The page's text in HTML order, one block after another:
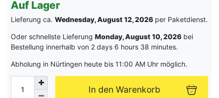
Auf Lager
Lieferung ca. Wednesday, August 12, 2026 per Paketdienst.
Oder schnellste Lieferung Monday, August 10, 2026 bei
Bestellung innerhalb von 2 days 6 hours 38 minutes.
Abholung in Nürtingen heute bis 11:00 AM Uhr möglich.
In den Warenkorb